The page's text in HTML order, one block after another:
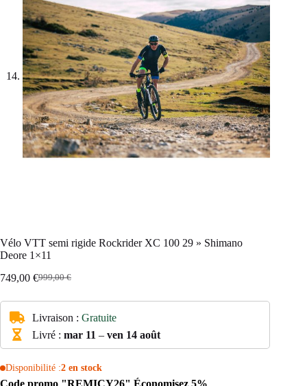
Vélo VTT semi rigide Rockrider XC 100 29 » Shimano
Deore 1×11
999,00€
Le
était :
999,00 €.
749,00 €Le
est :
749,00 €.
Livraison : Gratuite
Livré : mar 11 – ven 14 août
Disponibilité :2 en stock
Code promo "REMICY26" Économisez 5%